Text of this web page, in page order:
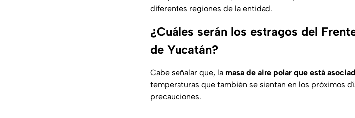
diferentes regiones de la entidad.
¿Cuáles serán los estragos del
de Yucatán?
Cabe señalar que, la masa de aire polar que está
temperaturas que también se sientan en los próximos
precauciones.